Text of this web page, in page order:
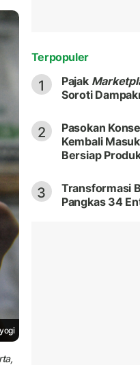
Terpopuler
1 Pajak
Soroti
2
Pasokan
Kembali
Bersiap
3
Transformasi
Pangkas 34